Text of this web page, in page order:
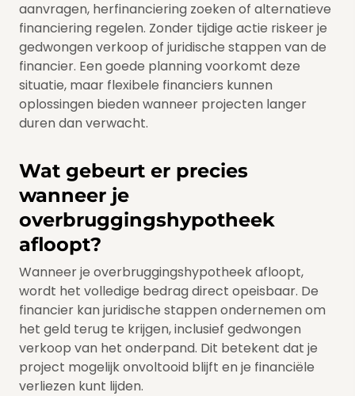
aanvragen, herfinanciering zoeken of alternatieve
financiering regelen. Zonder tijdige actie riskeer je
gedwongen verkoop of juridische stappen van de
financier. Een goede planning voorkomt deze
situatie, maar flexibele financiers kunnen
oplossingen bieden wanneer projecten langer
duren dan verwacht.
Wat gebeurt er precies
wanneer je
overbruggingshypotheek
afloopt?
Wanneer je overbruggingshypotheek afloopt,
wordt het volledige bedrag direct opeisbaar. De
financier kan juridische stappen ondernemen om
het geld terug te krijgen, inclusief gedwongen
verkoop van het onderpand. Dit betekent dat je
project mogelijk onvoltooid blijft en je financiële
verliezen kunt lijden.